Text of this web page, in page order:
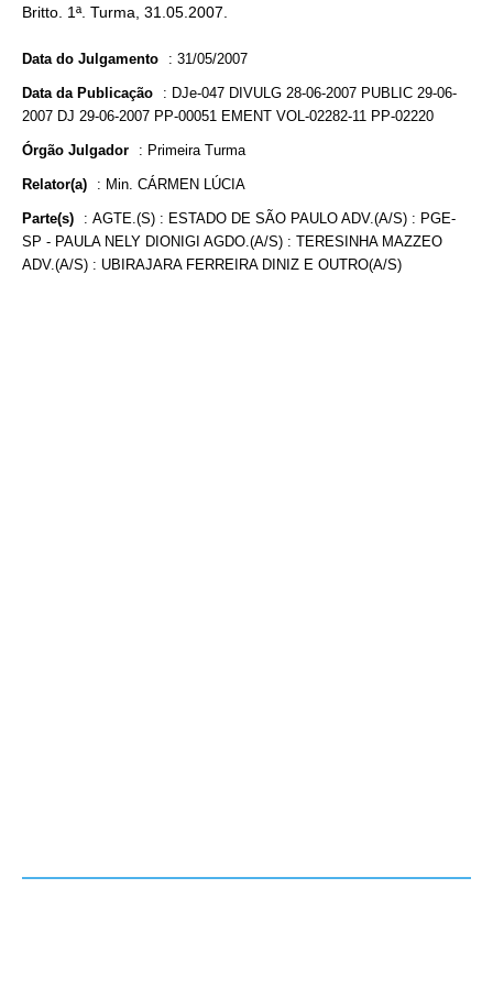
Britto. 1ª. Turma, 31.05.2007.
Data do Julgamento : 31/05/2007
Data da Publicação : DJe-047 DIVULG 28-06-2007 PUBLIC 29-06-
2007 DJ 29-06-2007 PP-00051 EMENT VOL-02282-11 PP-02220
Órgão Julgador : Primeira Turma
Relator(a) : Min. CÁRMEN LÚCIA
Parte(s) : AGTE.(S) : ESTADO DE SÃO PAULO ADV.(A/S) : PGE-
SP - PAULA NELY DIONIGI AGDO.(A/S) : TERESINHA MAZZEO
ADV.(A/S) : UBIRAJARA FERREIRA DINIZ E OUTRO(A/S)